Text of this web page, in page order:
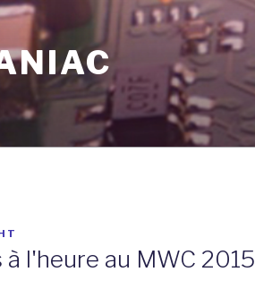
l'heure au MWC 2015